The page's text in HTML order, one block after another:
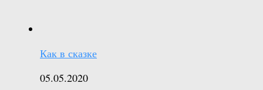
Как в сказке
05.05.2020